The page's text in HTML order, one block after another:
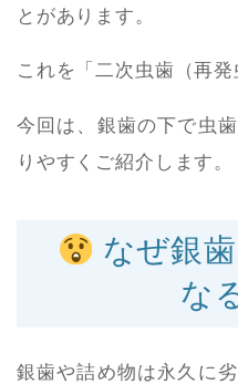
とがあります。
これを「二次虫歯（再
今回は、銀歯の下で虫
りやすくご紹介します。
なぜ銀
な
銀歯や詰め物は永久に